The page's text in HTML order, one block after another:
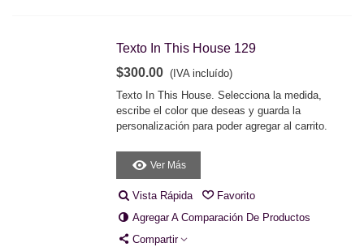
Texto In This House 129
$300.00 (IVA incluído)
Texto In This House. Selecciona la medida,
escribe el color que deseas y guarda la
personalización para poder agregar al carrito.
Ver Más
Vista Rápida
Favorito
Agregar A Comparación De Productos
Compartir